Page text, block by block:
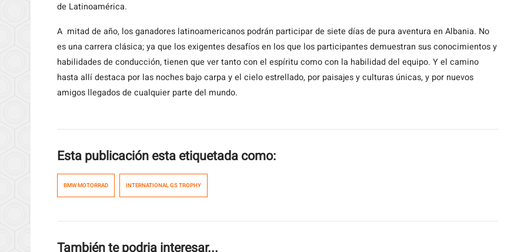
de Latinoamérica.
A mitad de año, los ganadores latinoamericanos podrán participar de siete días de pura aventura en Albania. No
es una carrera clásica; ya que los exigentes desafíos en los que los participantes demuestran sus conocimientos y
habilidades de conducción, tienen que ver tanto con el espíritu como con la habilidad del equipo. Y el camino
hasta allí destaca por las noches bajo carpa y el cielo estrellado, por paisajes y culturas únicas, y por nuevos
amigos llegados de cualquier parte del mundo.
Esta publicación esta etiquetada como:
BMW MOTORRAD INTERNATIONAL GS TROPHY
También te podria interesar...